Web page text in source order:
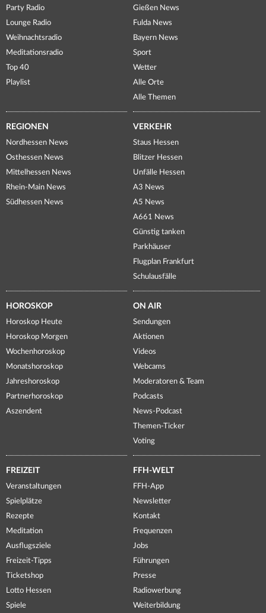
Party Radio
Lounge Radio
Weihnachtsradio
Meditationsradio
Top 40
Playlist
Gießen News
Fulda News
Bayern News
Sport
Wetter
Alle Orte
Alle Themen
REGIONEN
Nordhessen News
Osthessen News
Mittelhessen News
Rhein-Main News
Südhessen News
VERKEHR
Staus Hessen
Blitzer Hessen
Unfälle Hessen
A3 News
A5 News
A661 News
Günstig tanken
Parkhäuser
Flugplan Frankfurt
Schulausfälle
HOROSKOP
Horoskop Heute
Horoskop Morgen
Wochenhoroskop
Monatshoroskop
Jahreshoroskop
Partnerhoroskop
Aszendent
ON AIR
Sendungen
Aktionen
Videos
Webcams
Moderatoren & Team
Podcasts
News-Podcast
Themen-Ticker
Voting
FREIZEIT
Veranstaltungen
Spielplätze
Rezepte
Meditation
Ausflugsziele
Freizeit-Tipps
Ticketshop
Lotto Hessen
Spiele
FFH-WELT
FFH-App
Newsletter
Kontakt
Frequenzen
Jobs
Führungen
Presse
Radiowerbung
Weiterbildung